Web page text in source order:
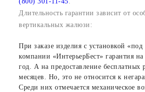
Длительность гарантии зависит от
вертикальных жалюзи:
При заказе изделия с установкой
компании «ИнтерьерБест» гарантия на
год. А на предоставление бесплатных
месяцев. Но, это не относится к
Среди них отмечается механическое